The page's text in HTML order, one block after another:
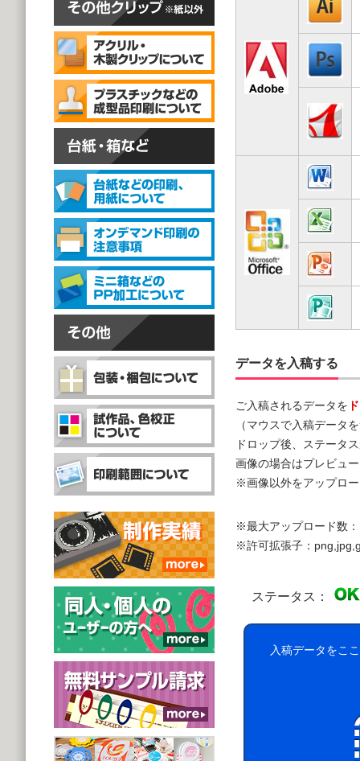
データを入稿する
ご入稿されるデータを
（マウスで入稿データ
ドロップ後、ステータ
画像の場合はプレビュ
※画像以外をアップロ
※最大アップロード数
※許可拡張子：
ステータス：
入稿データをこ
スタンドクリップ